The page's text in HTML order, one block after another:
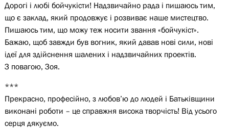
Дорогі і любі бойчукісти! Надзвичайно рада і пишаюсь тим,
що є заклад, який продовжує і розвиває наше мистецтво.
Пишаюсь тим, що можу теж носити звання «бойчукіст».
Бажаю, щоб завжди був вогник, який давав нові сили, нові
ідеї для здійснення шалених і надзвичайних проектів.
З повагою, Зоя.
***
Прекрасно, професійно, з любов’ю до людей і Батьківщини
виконані роботи – це справжня висока творчість! Від усього
серця дякуємо.